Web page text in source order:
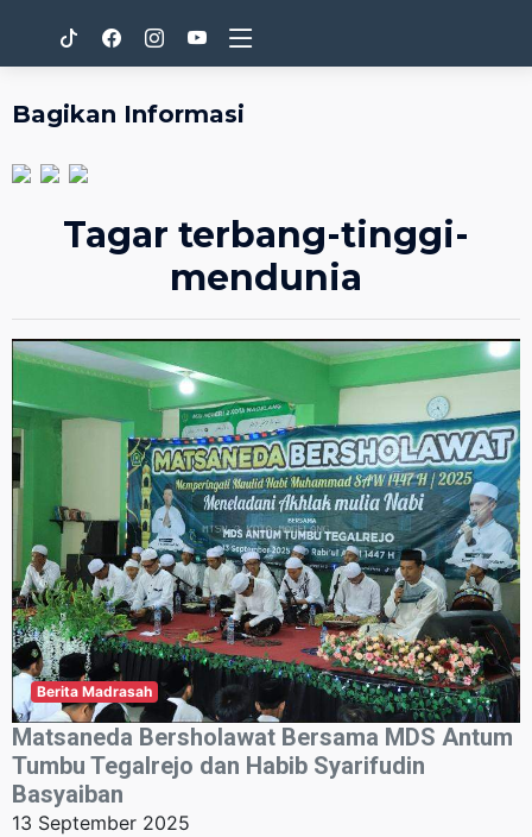
Bagikan Informasi
Tagar terbang-tinggi-
mendunia
Berita Madrasah
Matsaneda Bersholawat Bersama MDS Antum
Tumbu Tegalrejo dan Habib Syarifudin
Basyaiban
13 September 2025